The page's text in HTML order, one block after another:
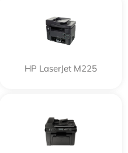
HP LaserJet M225